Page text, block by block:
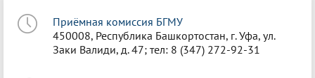
Приёмная комиссия БГМУ
450008, Республика Башкортостан, г. Уфа, ул.
Заки Валиди, д. 47; тел: 8 (347) 272-92-31